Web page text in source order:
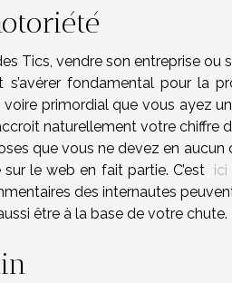
Tics, vendre son entreprise
fondamental pour la
primordial que vous ayez
naturellement votre chiffre
que vous ne devez en
le web en fait partie. C’est
des internautes
être à la base de votre chute.